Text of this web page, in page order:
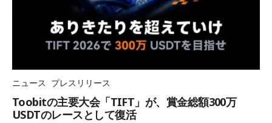
ニュース プレスリリース
Toobitの主要大会「TIFT」が、賞金総額300万
USDTのレースとして復活